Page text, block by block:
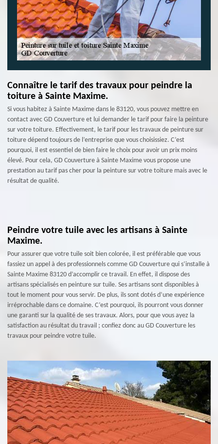
Connaître le tarif des travaux pour peindre la
toiture à Sainte Maxime.
Si vous habitez à Sainte Maxime dans le 83120, vous pouvez mettre en
contact avec GD Couverture et lui demander le tarif pour faire la peinture
sur votre toiture. Effectivement, le tarif pour les travaux de peinture sur
toiture dépend toujours de l’entreprise que vous choisissiez. C’est
pourquoi, il est essentiel de bien faire le choix pour avoir un prix moins
élevé. Pour cela, GD Couverture à Sainte Maxime vous propose une
prestation au tarif pas cher pour la peinture sur votre toiture mais avec le
résultat de qualité.
Peindre votre tuile avec les artisans à Sainte
Maxime.
Pour assurer que votre tuile soit bien colorée, il est préférable que vous
fassiez un appel à des professionnels comme GD Couverture qui s’installe à
Sainte Maxime 83120 d’accomplir ce travail. En effet, il dispose des
artisans spécialisés en peinture sur tuile. Ses artisans sont disponibles à
tout le moment pour vous servir. De plus, ils sont dotés d’une expérience
irréprochable dans ce domaine. C’est pourquoi, ils pourront vous donner
une garanti sur la qualité de ses travaux. Alors, pour que vous ayez la
satisfaction au résultat du travail ; confiez donc au GD Couverture les
travaux pour peindre votre tuile.